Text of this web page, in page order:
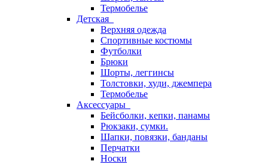
Термобелье
Детская
Верхняя одежда
Спортивные костюмы
Футболки
Брюки
Шорты, леггинсы
Толстовки, худи, джемпера
Термобелье
Аксессуары
Бейсболки, кепки, панамы
Рюкзаки, сумки.
Шапки, повязки, банданы
Перчатки
Носки